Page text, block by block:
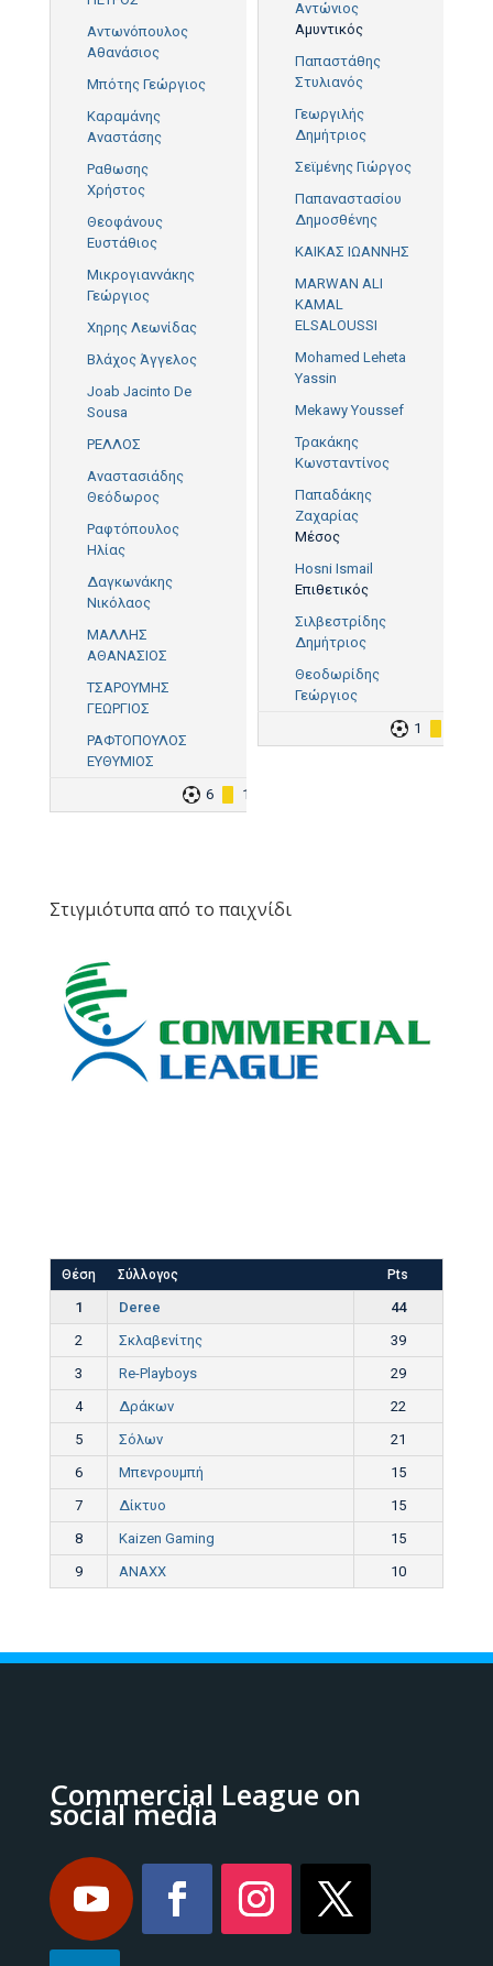
Αντωνόπουλος
Αθανάσιος
Μπότης Γεώργιος
Καραμάνης
Αναστάσης
Ραθωσης
Χρήστος
Θεοφάνους
Ευστάθιος
Μικρογιαννάκης
Γεώργιος
Χηρης Λεωνίδας
Βλάχος Άγγελος
Joab Jacinto De
Sousa
ΡΕΛΛΟΣ
Αναστασιάδης
Θεόδωρος
Ραφτόπουλος
Ηλίας
Δαγκωνάκης
Νικόλαος
ΜΑΛΛΗΣ
ΑΘΑΝΑΣΙΟΣ
ΤΣΑΡΟΥΜΗΣ
ΓΕΩΡΓΙΟΣ
ΡΑΦΤΟΠΟΥΛΟΣ
ΕΥΘΥΜΙΟΣ
6
1
Αντώνιος
Αμυντικός
Παπαστάθης
Στυλιανός
Γεωργιλής
Δημήτριος
Σεϊμένης Γιώργος
Παπαναστασίου
Δημοσθένης
ΚΑΙΚΑΣ ΙΩΑΝΝΗΣ
MARWAN ALI
KAMAL
ELSALOUSSI
Mohamed Leheta
Yassin
Mekawy Youssef
Τρακάκης
Κωνσταντίνος
Παπαδάκης
Ζαχαρίας
Μέσος
Hosni Ismail
Επιθετικός
Σιλβεστρίδης
Δημήτριος
Θεοδωρίδης
Γεώργιος
1
Στιγμιότυπα από το παιχνίδι
Θέση Σύλλογος Pts
1 Deree
44
2
Σκλαβενίτης
39
3
Re-Playboys
29
4
Δράκων
22
5
Σόλων
21
6
Μπενρουμπή
15
7
Δίκτυο
15
8
Kaizen Gaming
15
9
ANAXX 10
Commercial League on
social media